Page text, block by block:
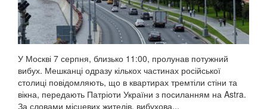
У Москві 7 серпня, близько 11:00, пролунав потужний
вибух. Мешканці одразу кількох частинах російської
столиці повідомляють, що в квартирах тремтіли стіни та
вікна, передають Патріоти України з посиланням на Astra.
За словами місцевих жителів, вибухова...